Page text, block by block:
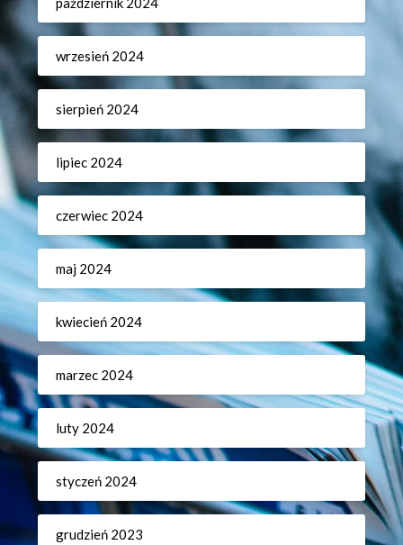
wrzesień 2024
sierpień 2024
lipiec 2024
czerwiec 2024
maj 2024
kwiecień 2024
marzec 2024
luty 2024
styczeń 2024
grudzień 2023